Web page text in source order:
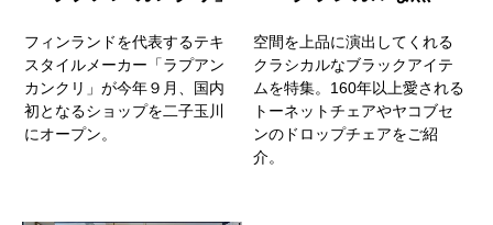
フィンランドを代表するテキ
スタイルメーカー「ラプアン
カンクリ」が今年９月、国内
初となるショップを二子玉川
にオープン。
空間を上品に演出してくれる
クラシカルなブラックアイテ
ムを特集。160年以上愛される
トーネットチェアやヤコブセ
ンのドロップチェアをご紹
介。